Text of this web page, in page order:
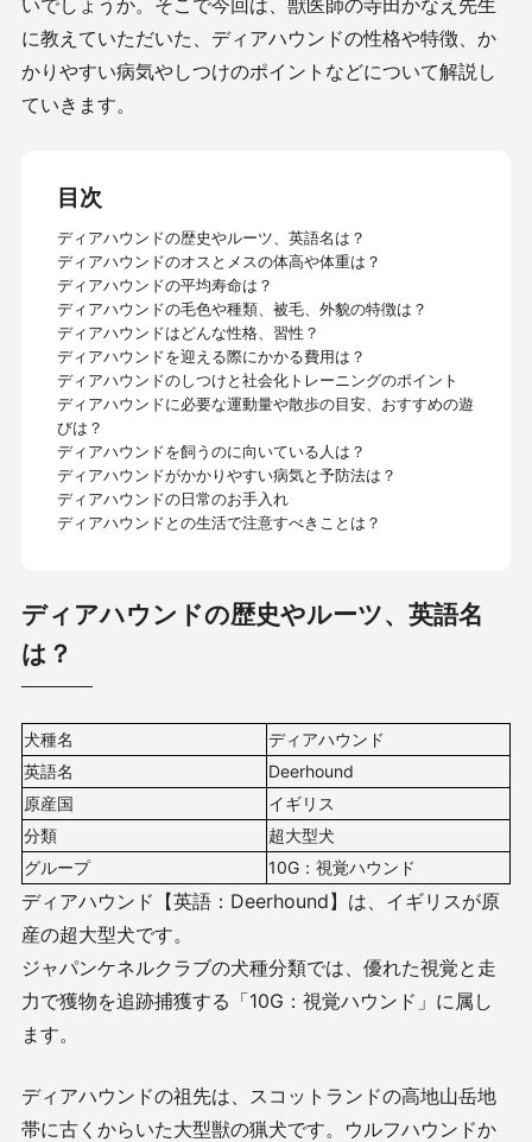
に教えていただいた、ディアハウンドの性格や特徴、か
かりやすい病気やしつけのポイントなどについて解説し
ていきます。
目次
ディアハウンドの歴史やルーツ、英語名は？
ディアハウンドのオスとメスの体高や体重は？
ディアハウンドの平均寿命は？
ディアハウンドの毛色や種類、被毛、外貌の特徴は？
ディアハウンドはどんな性格、習性？
ディアハウンドを迎える際にかかる費用は？
ディアハウンドのしつけと社会化トレーニングのポイント
ディアハウンドに必要な運動量や散歩の目安、おすすめの遊
びは？
ディアハウンドを飼うのに向いている人は？
ディアハウンドがかかりやすい病気と予防法は？
ディアハウンドの日常のお手入れ
ディアハウンドとの生活で注意すべきことは？
ディアハウンドの歴史やルーツ、英語名
は？
犬種名
ディアハウンド
英語名
Deerhound
原産国
イギリス
分類
超大型犬
グループ
10G：視覚ハウンド
ディアハウンド【英語：Deerhound】は、イギリスが原
産の超大型犬です。
ジャパンケネルクラブの犬種分類では、優れた視覚と走
力で獲物を追跡捕獲する「10G：視覚ハウンド」に属し
ます。
ディアハウンドの祖先は、スコットランドの高地山岳地
帯に古くからいた大型獣の猟犬です。ウルフハウンドか